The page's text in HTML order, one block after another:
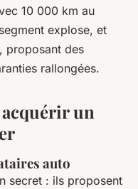
10 000 km au
explose, et
proposant des
rallongées.
un
auto
secret : ils proposent